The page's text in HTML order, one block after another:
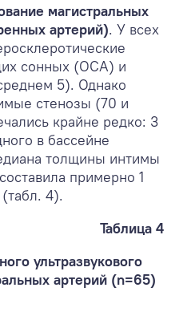
магистральных
артерий). У всех
сонных (ОСА) и
5). Однако
стенозы (70 и
крайне редко: 3
в бассейне
толщины интимы
примерно 1
4).
Таблица 4
ультразвукового
артерий (n=65)